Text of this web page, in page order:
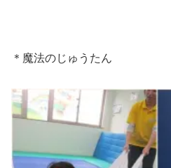
＊魔法のじゅうたん